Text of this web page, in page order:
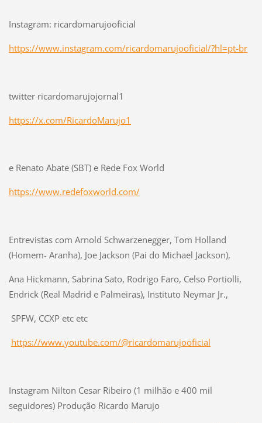
Instagram: ricardomarujooficial
https://www.instagram.com/ricardomarujooficial/?hl=pt-br
twitter ricardomarujojornal1
https://x.com/RicardoMarujo1
e Renato Abate (SBT) e Rede Fox World
https://www.redefoxworld.com/
Entrevistas com Arnold Schwarzenegger, Tom Holland
(Homem- Aranha), Joe Jackson (Pai do Michael Jackson),
Ana Hickmann, Sabrina Sato, Rodrigo Faro, Celso Portiolli,
Endrick (Real Madrid e Palmeiras), Instituto Neymar Jr.,
SPFW, CCXP etc etc
https://www.youtube.com/@ricardomarujooficial
Instagram Nilton Cesar Ribeiro (1 milhão e 400 mil
seguidores) Produção Ricardo Marujo